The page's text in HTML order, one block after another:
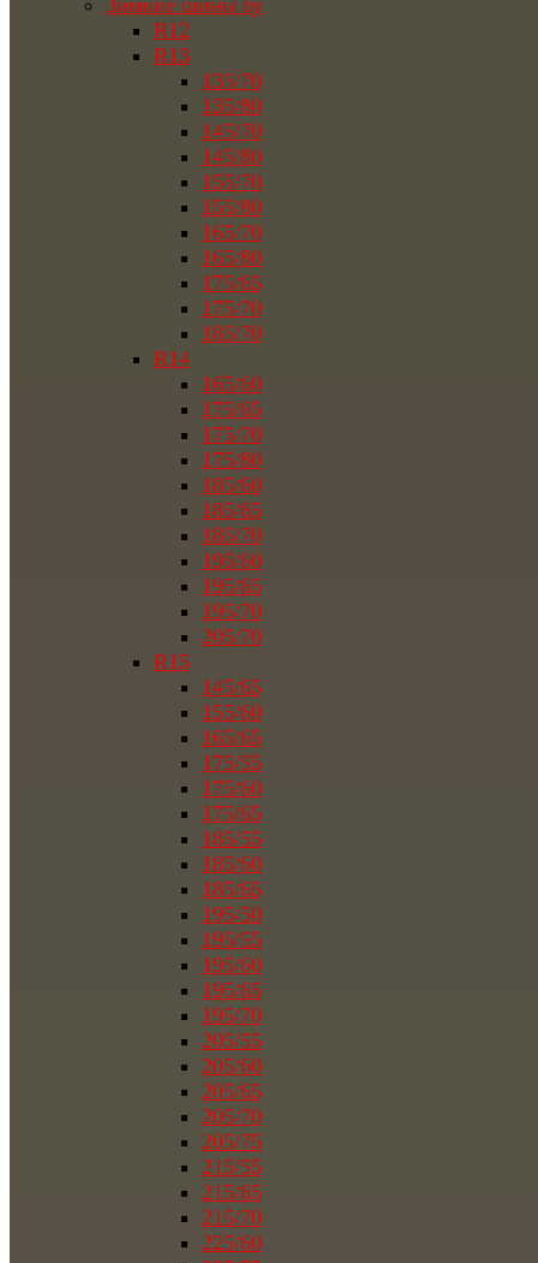
Зимние шины бу
R12
R13
135/70
135/80
145/70
145/80
155/70
155/80
165/70
165/80
175/65
175/70
185/70
R14
165/60
175/65
175/70
175/80
185/60
185/65
185/70
195/60
195/65
195/70
205/70
R15
145/65
155/60
165/65
175/55
175/60
175/65
185/55
185/60
185/65
195/50
195/55
195/60
195/65
195/70
205/55
205/60
205/65
205/70
205/75
215/55
215/65
215/70
225/60